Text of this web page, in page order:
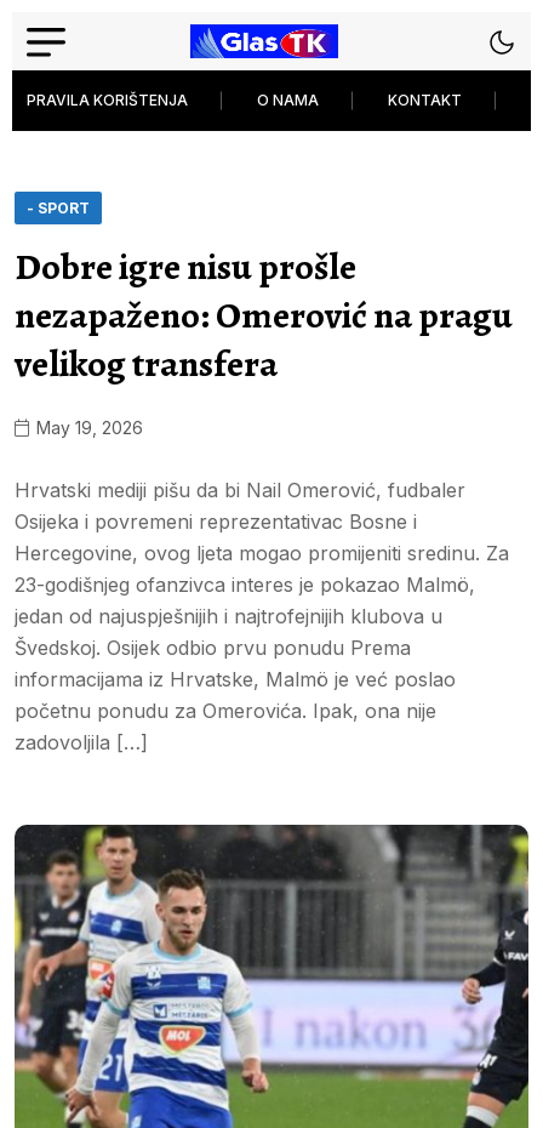
PRAVILA KORIŠTENJA O NAMA KONTAKT
- SPORT
Dobre igre nisu prošle
nezapaženo: Omerović na pragu
velikog transfera
May 19, 2026
Hrvatski mediji pišu da bi Nail Omerović, fudbaler
Osijeka i povremeni reprezentativac Bosne i
Hercegovine, ovog ljeta mogao promijeniti sredinu. Za
23-godišnjeg ofanzivca interes je pokazao Malmö,
jedan od najuspješnijih i najtrofejnijih klubova u
Švedskoj. Osijek odbio prvu ponudu Prema
informacijama iz Hrvatske, Malmö je već poslao
početnu ponudu za Omerovića. Ipak, ona nije
zadovoljila […]